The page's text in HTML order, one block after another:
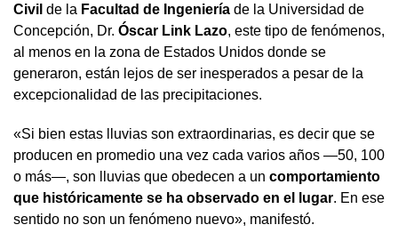
Civil de la Facultad de Ingeniería de la Universidad de
Concepción, Dr. Óscar Link Lazo, este tipo de fenómenos,
al menos en la zona de Estados Unidos donde se
generaron, están lejos de ser inesperados a pesar de la
excepcionalidad de las precipitaciones.
«Si bien estas lluvias son extraordinarias, es decir que se
producen en promedio una vez cada varios años —50, 100
o más—, son lluvias que obedecen a un comportamiento
que históricamente se ha observado en el lugar. En ese
sentido no son un fenómeno nuevo», manifestó.